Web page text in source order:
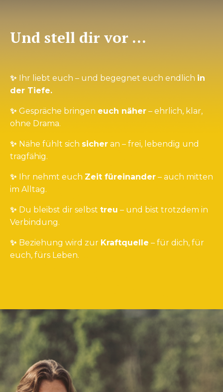
Und stell dir vor …
✨ Ihr liebt euch – und begegnet euch endlich in
der Tiefe.
✨ Gespräche bringen euch näher – ehrlich, klar,
ohne Drama.
✨ Nähe fühlt sich sicher an – frei, lebendig und
tragfähig.
✨ Ihr nehmt euch Zeit füreinander – auch mitten
im Alltag.
✨ Du bleibst dir selbst treu – und bist trotzdem in
Verbindung.
✨ Beziehung wird zur Kraftquelle – für dich, für
euch, fürs Leben.